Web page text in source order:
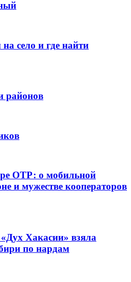
село и где найти
районов
ОТР: о мобильной
и мужестве кооператоров
Хакасии» взяла
по нардам